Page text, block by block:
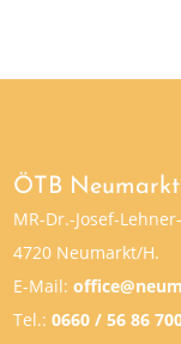
ÖTB
MR-Dr.-Josef-
4720 Neumarkt/H.
E-Mail:
Tel.:0660 / 56 86